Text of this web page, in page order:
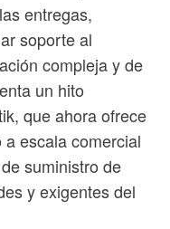
entregas,
soporte al
compleja y de
un hito
que ahora ofrece
escala comercial
suministro de
y exigentes del